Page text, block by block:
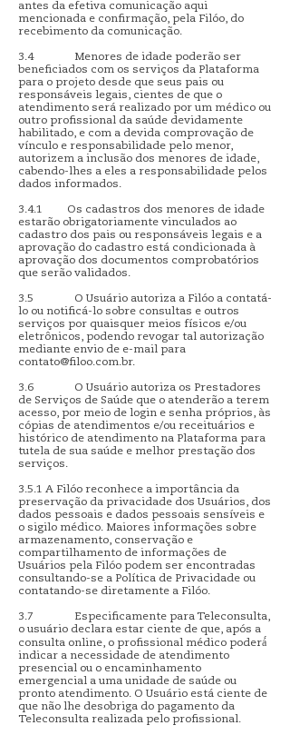
antes da efetiva comunicação aqui
mencionada e confirmação, pela Filóo, do
recebimento da comunicação.
3.4 Menores de idade poderão ser
beneficiados com os serviços da Plataforma
para o projeto desde que seus pais ou
responsáveis legais, cientes de que o
atendimento será realizado por um médico ou
outro profissional da saúde devidamente
habilitado, e com a devida comprovação de
vínculo e responsabilidade pelo menor,
autorizem a inclusão dos menores de idade,
cabendo-lhes a eles a responsabilidade pelos
dados informados.
3.4.1 Os cadastros dos menores de idade
estarão obrigatoriamente vinculados ao
cadastro dos pais ou responsáveis legais e a
aprovação do cadastro está condicionada à
aprovação dos documentos comprobatórios
que serão validados.
3.5 O Usuário autoriza a Filóo a contatá-
lo ou notificá-lo sobre consultas e outros
serviços por quaisquer meios físicos e/ou
eletrônicos, podendo revogar tal autorização
mediante envio de e-mail para
contato@filoo.com.br.
3.6 O Usuário autoriza os Prestadores
de Serviços de Saúde que o atenderão a terem
acesso, por meio de login e senha próprios, às
cópias de atendimentos e/ou receituários e
histórico de atendimento na Plataforma para
tutela de sua saúde e melhor prestação dos
serviços.
3.5.1 A Filóo reconhece a importância da
preservação da privacidade dos Usuários, dos
dados pessoais e dados pessoais sensíveis e
o sigilo médico. Maiores informações sobre
armazenamento, conservação e
compartilhamento de informações de
Usuários pela Filóo podem ser encontradas
consultando-se a Política de Privacidade ou
contatando-se diretamente a Filóo.
3.7 Especificamente para Teleconsulta,
o usuário declara estar ciente de que, após a
consulta online, o profissional médico poderá́
indicar a necessidade de atendimento
presencial ou o encaminhamento
emergencial a uma unidade de saúde ou
pronto atendimento. O Usuário está ciente de
que não lhe desobriga do pagamento da
Teleconsulta realizada pelo profissional.